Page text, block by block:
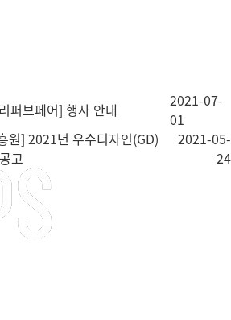
퍼브페어] 행사 안내
2021-07-
01
원] 2021년 우수디자인(GD)
고
2021-05-
24